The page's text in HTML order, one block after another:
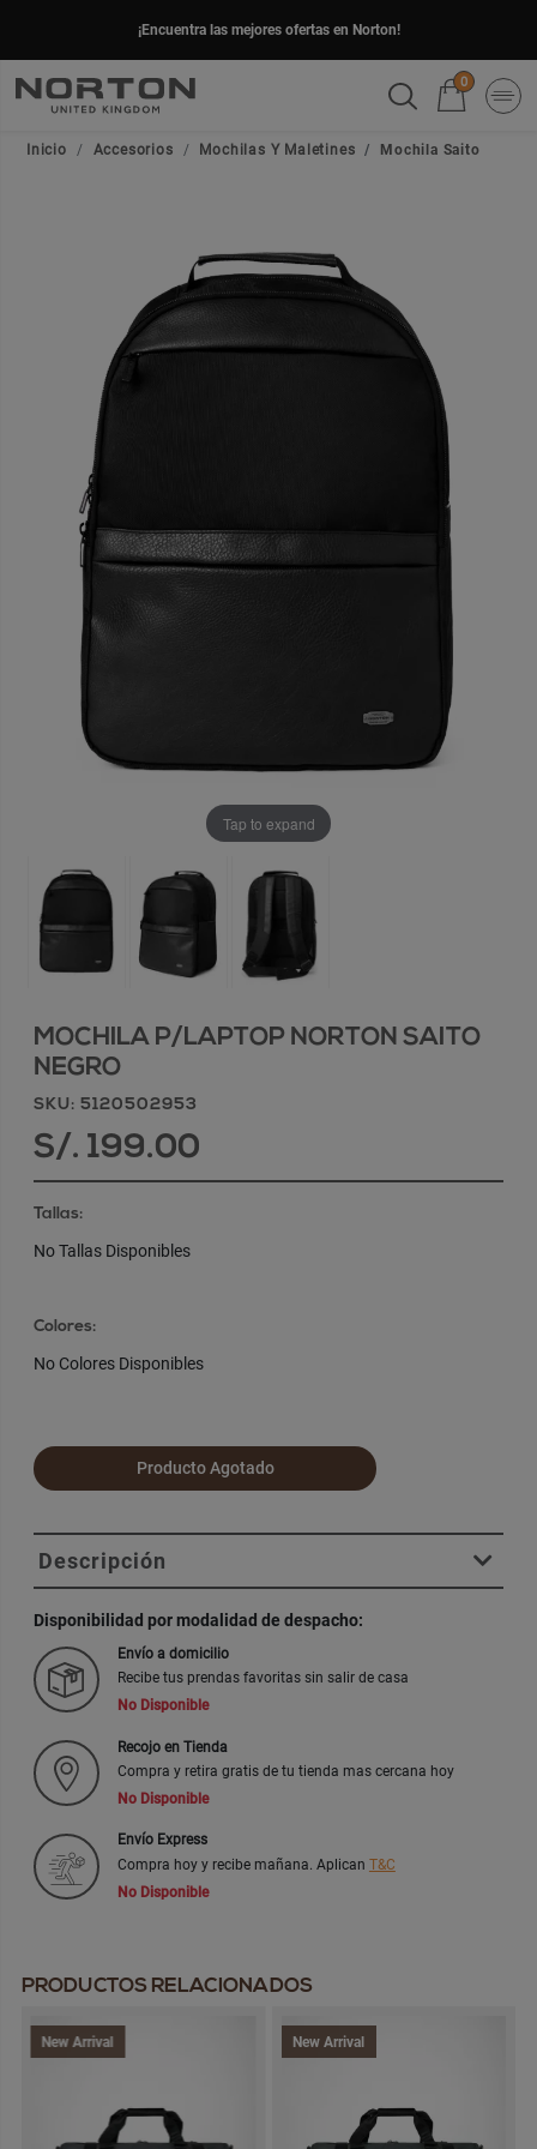
¡Encuentra las mejores ofertas en Norton!
0
Inicio Accesorios Mochilas Y Maletines Mochila Saito
Tap to expand
MOCHILA P/LAPTOP NORTON SAITO
NEGRO
SKU: 5120502953
S/. 199.00
Tallas:
No Tallas Disponibles
Colores:
No Colores Disponibles
Producto Agotado
Descripción
Disponibilidad por modalidad de despacho:
Envío a domicilio
Recibe tus prendas favoritas sin salir de casa
No Disponible
Recojo en Tienda
Compra y retira gratis de tu tienda mas cercana hoy
No Disponible
Envío Express
Compra hoy y recibe mañana. Aplican T&C
No Disponible
PRODUCTOS RELACIONADOS
New Arrival New Arrival